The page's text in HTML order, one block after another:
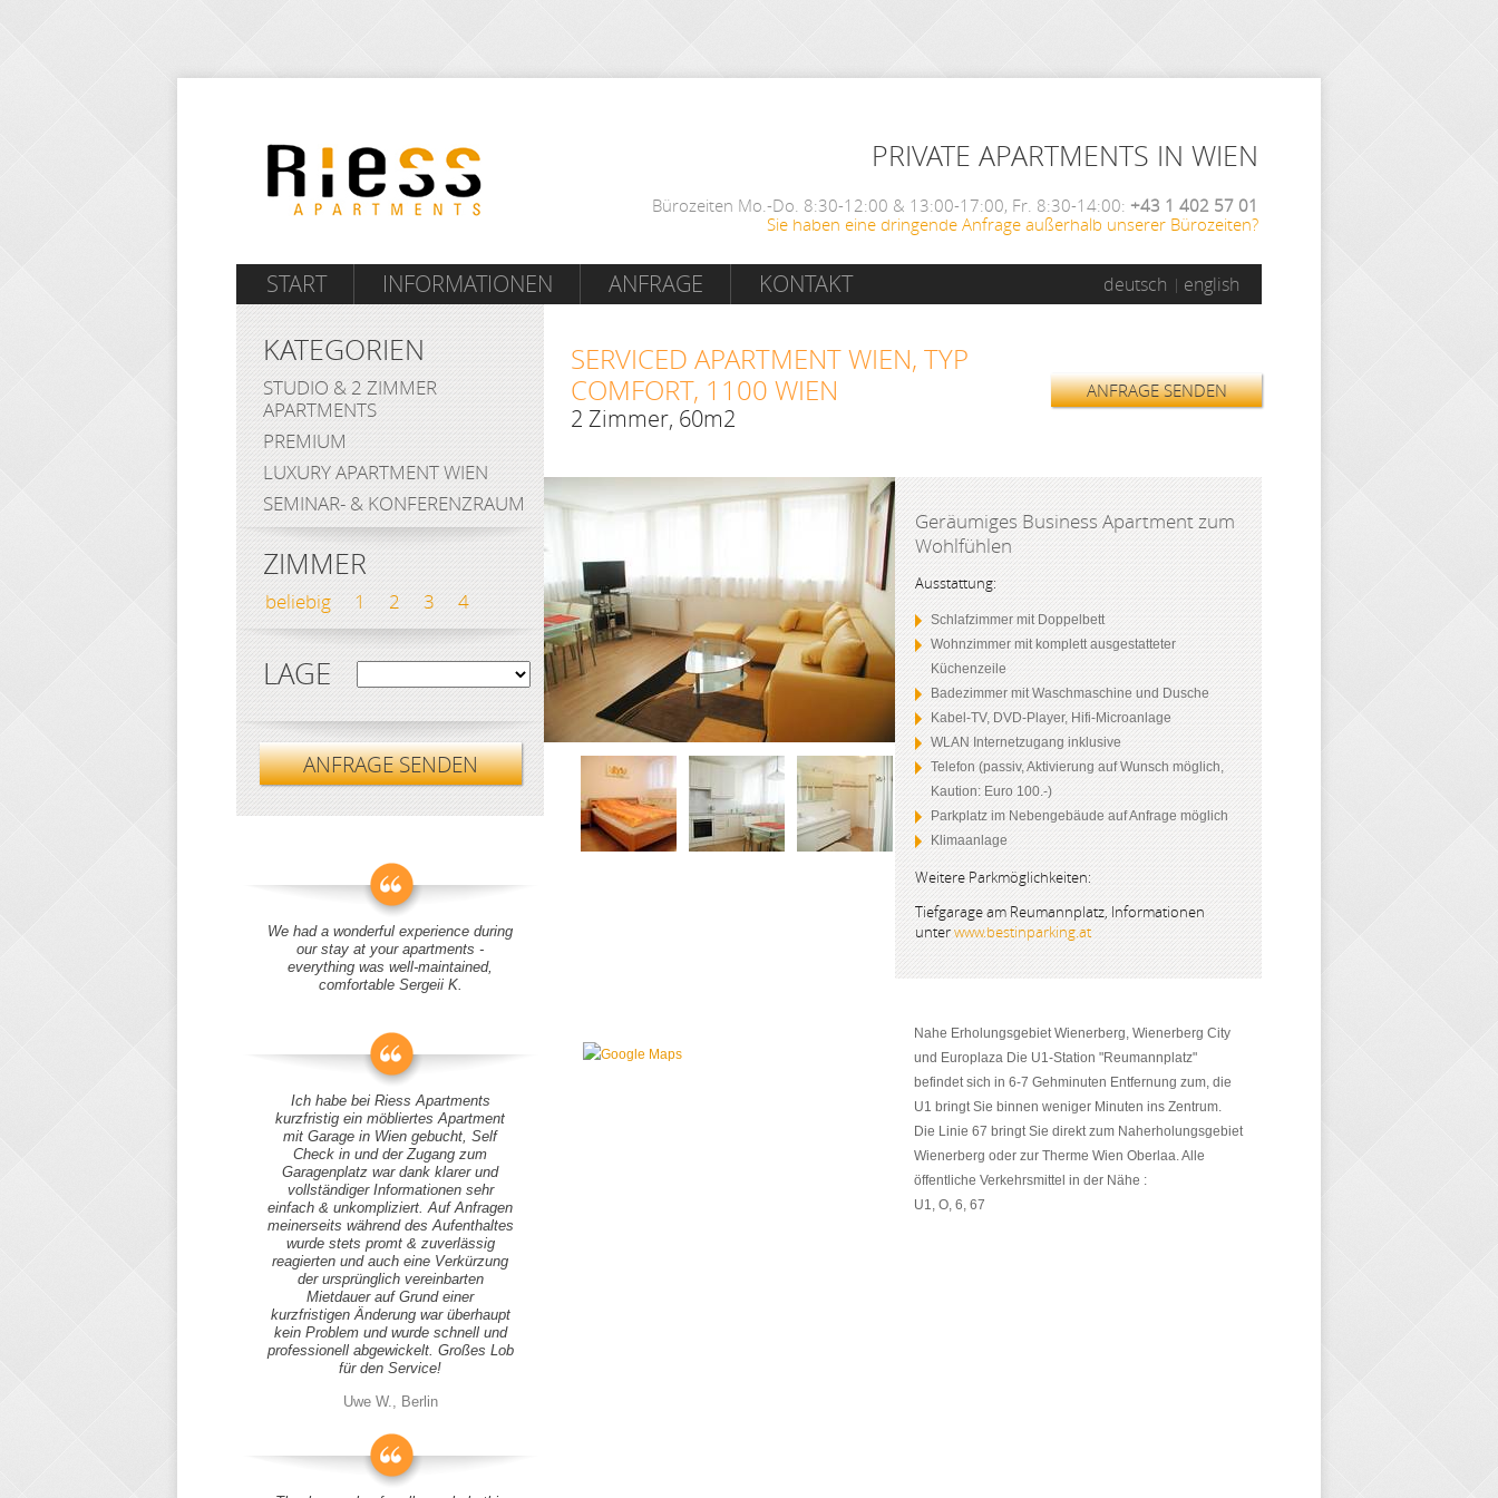
PRIVATE APARTMENTS IN WIEN
Bürozeiten Mo.-Do. 8:30-12:00 & 13:00-17:00, Fr. 8:30-14:00: +43 1 402 57 01
Sie haben eine dringende Anfrage außerhalb unserer Bürozeiten?
START INFORMATIONEN ANFRAGE KONTAKT deutsch english
SERVICED APARTMENT WIEN, TYP
COMFORT, 1100 WIEN
2 Zimmer, 60m2
ANFRAGE SENDEN
Geräumiges Business Apartment zum
Wohlfühlen
Ausstattung:
Schlafzimmer mit Doppelbett
Wohnzimmer mit komplett ausgestatteter
Küchenzeile
Badezimmer mit Waschmaschine und Dusche
Kabel-TV, DVD-Player, Hifi-Microanlage
WLAN Internetzugang inklusive
Telefon (passiv, Aktivierung auf Wunsch möglich,
Kaution: Euro 100.-)
Parkplatz im Nebengebäude auf Anfrage möglich
Klimaanlage
Weitere Parkmöglichkeiten:
Tiefgarage am Reumannplatz, Informationen
unterwww.bestinparking.at
Nahe Erholungsgebiet Wienerberg, Wienerberg City
und Europlaza Die U1-Station "Reumannplatz"
befindet sich in 6-7 Gehminuten Entfernung zum, die
U1 bringt Sie binnen weniger Minuten ins Zentrum.
Die Linie 67 bringt Sie direkt zum Naherholungsgebiet
Wienerberg oder zur Therme Wien Oberlaa. Alle
öffentliche Verkehrsmittel in der Nähe :
U1, O, 6, 67
KATEGORIEN
STUDIO & 2 ZIMMER
APARTMENTS
PREMIUM
LUXURY APARTMENT WIEN
SEMINAR- & KONFERENZRAUM
ZIMMER
beliebig 1 2 3 4
LAGE
ANFRAGE SENDEN
We had a wonderful experience during
our stay at your apartments -
everything was well-maintained,
comfortable Sergeii K.
Ich habe bei Riess Apartments
kurzfristig ein möbliertes Apartment
mit Garage in Wien gebucht, Self
Check in und der Zugang zum
Garagenplatz war dank klarer und
vollständiger Informationen sehr
einfach & unkompliziert. Auf Anfragen
meinerseits während des Aufenthaltes
wurde stets promt & zuverlässig
reagierten und auch eine Verkürzung
der ursprünglich vereinbarten
Mietdauer auf Grund einer
kurzfristigen Änderung war überhaupt
kein Problem und wurde schnell und
professionell abgewickelt. Großes Lob
für den Service!
Uwe W., Berlin